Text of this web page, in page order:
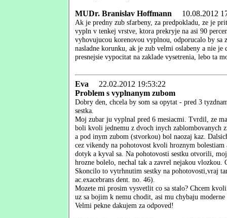
MUDr. Branislav Hoffmann 10.08.2012
Ak je predny zub sfarbeny, za predpokladu, ze je
vypln v tenkej vrstve, ktora prekryje na asi 90
vyhovujucou korenovou vyplnou, odporucalo by sa
nasladne korunku, ak je zub velmi oslabeny a nie
presnejsie vypocitat na zaklade vysetrenia, lebo ta
Eva
22.02.2012 19:53:22
Problem s vyplnanym zubom
Dobry den, chcela by som sa opytat - pred 3
sestka.
Moj zubar ju vyplnal pred 6 mesiacmi. Tvrdil, ze
boli kvoli jednemu z dvoch inych zablombovanych
a pod inym zubom (stvorkou) bol naozaj kaz.
cez vikendy na pohotovost kvoli hroznym
dotyk a kyval sa. Na pohotovosti sestku otvorili,
hrozne bolelo, nechal tak a zavrel nejakou
Skoncilo to vytrhnutim sestky na pohotovosti,vraj
ac.exacebrans dent. no. 46).
Mozete mi prosim vysvetlit co sa stalo? Chcem
uz sa bojim k nemu chodit, asi mu chybaju moderne
Velmi pekne dakujem za odpoved!